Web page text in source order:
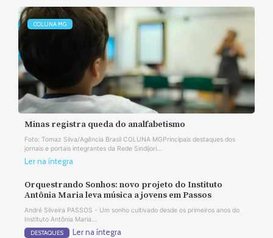
COLUNA MG
Minas registra queda do analfabetismo
Foto: Tomaz Silva/Agência Brasil COLUNA MGPrincipais destaques dos
jornais e portais integrantes da Rede Sindijori...
Ler na íntegra
Orquestrando Sonhos: novo projeto do Instituto
Antônia Maria leva música a jovens em Passos
André Silveira PASSOS - Um sonho cultivado desde os primeiros anos do
Instituto Antônia Maria...
DESTAQUES Ler na íntegra